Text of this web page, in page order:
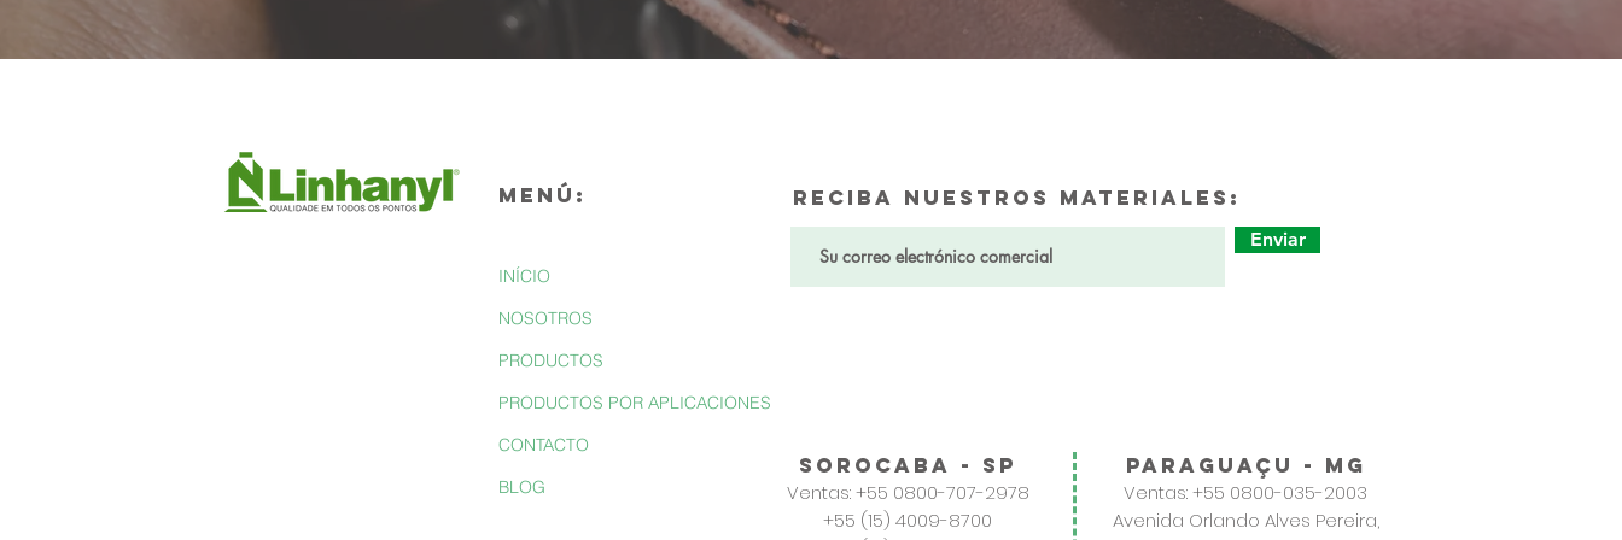
MENÚ:
INÍCIO
NOSOTROS
PRODUCTOS
PRODUCTOS POR APLICACIONES
CONTACTO
BLOG
Reciba nuestros materiales:
Enviar
sorocaba - SP
Ventas: +55 0800-707-2978
+55 (15) 4009-8700
PARAGUAÇU - MG
Ventas: +55 0800-035-2003
Avenida Orlando Alves Pereira,